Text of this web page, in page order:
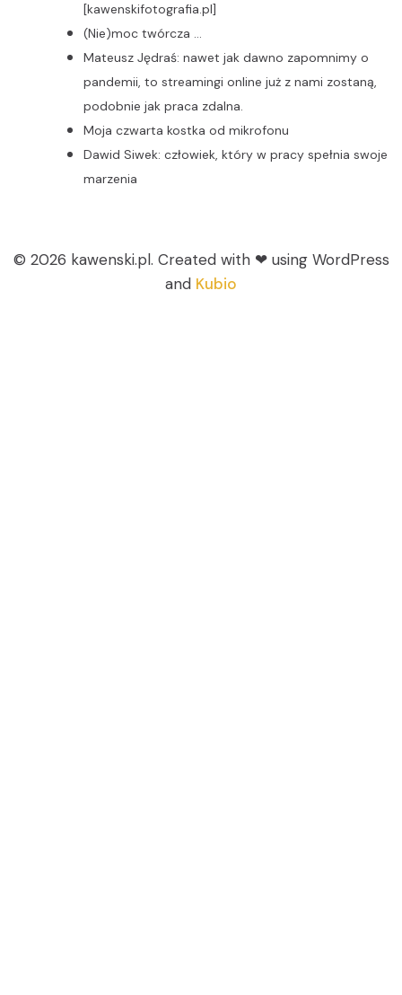
[kawenskifotografia.pl]
(Nie)moc twórcza …
Mateusz Jędraś: nawet jak dawno zapomnimy o
pandemii, to streamingi online już z nami zostaną,
podobnie jak praca zdalna.
Moja czwarta kostka od mikrofonu
Dawid Siwek: człowiek, który w pracy spełnia swoje
marzenia
© 2026 kawenski.pl. Created with ❤ using WordPress
and Kubio